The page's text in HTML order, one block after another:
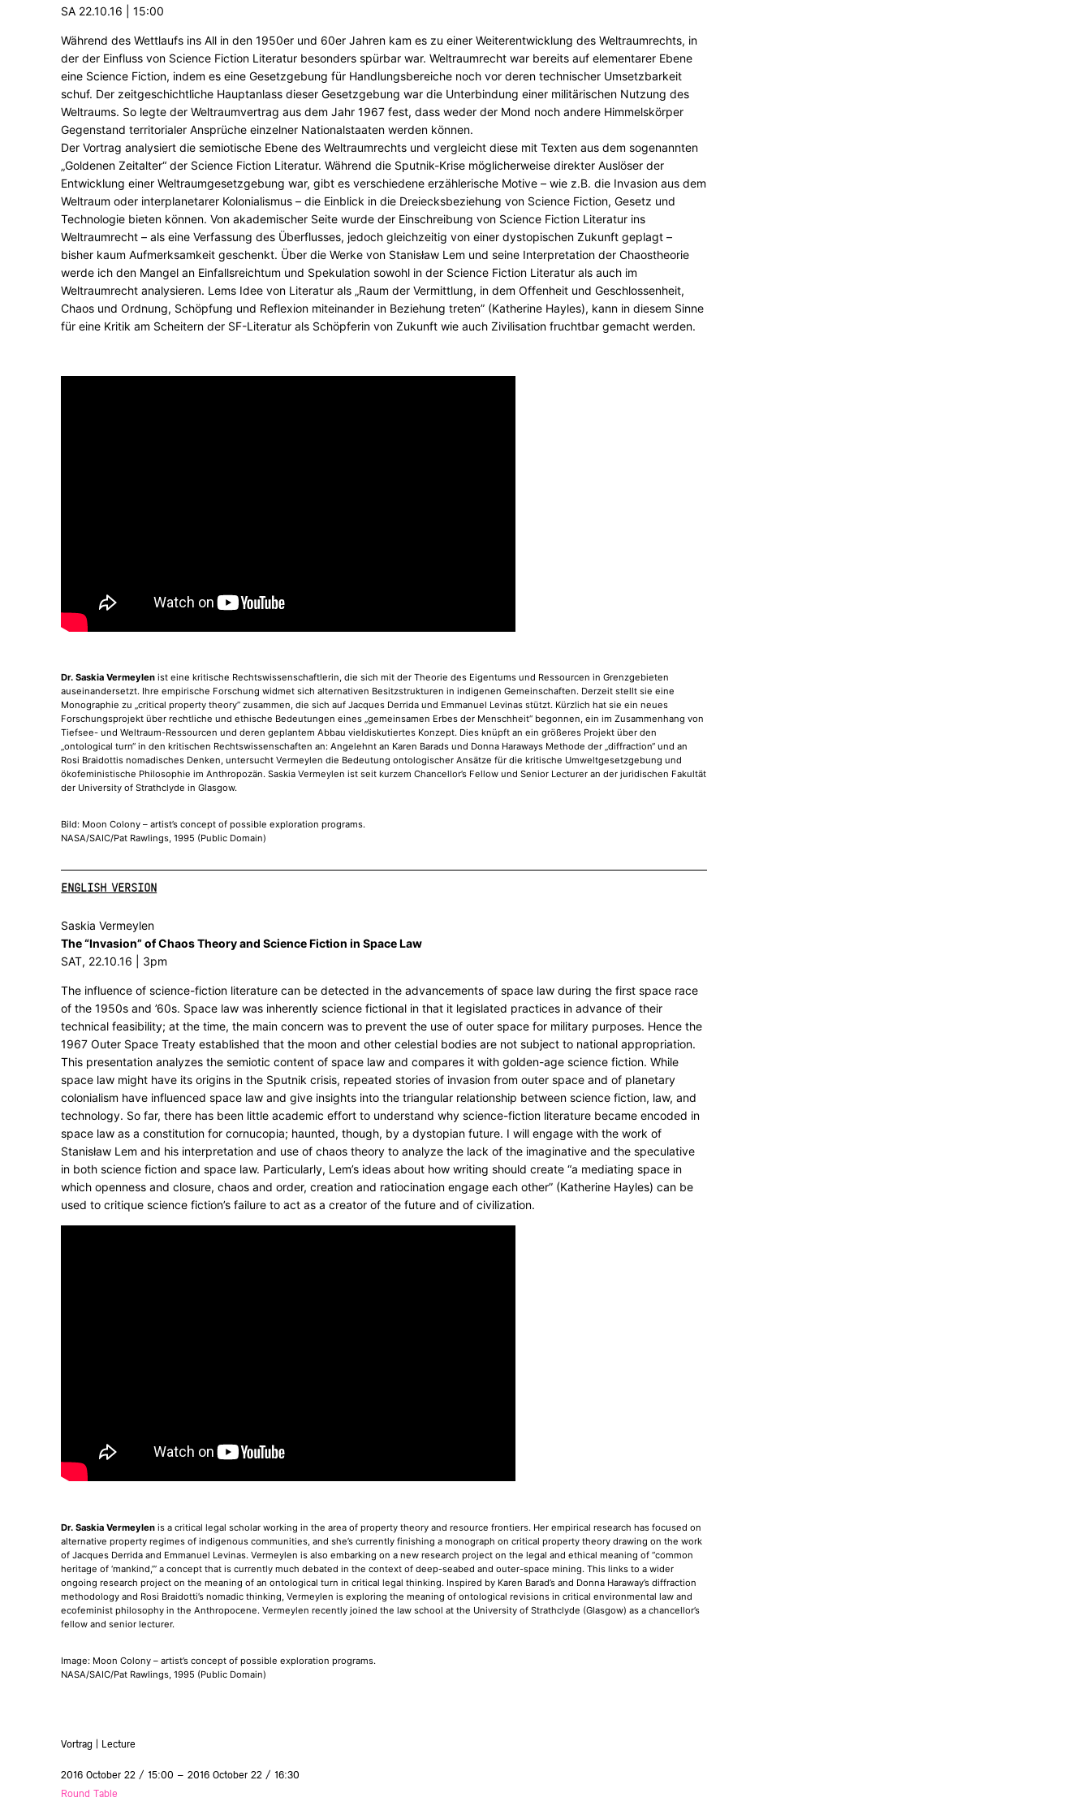
SA 22.10.16 | 15:00
Während des Wettlaufs ins All in den 1950er und 60er Jahren kam es zu einer Weiterentwicklung des Weltraumrechts, in
der der Einfluss von Science Fiction Literatur besonders spürbar war. Weltraumrecht war bereits auf elementarer Ebene
eine Science Fiction, indem es eine Gesetzgebung für Handlungsbereiche noch vor deren technischer Umsetzbarkeit
schuf. Der zeitgeschichtliche Hauptanlass dieser Gesetzgebung war die Unterbindung einer militärischen Nutzung des
Weltraums. So legte der Weltraumvertrag aus dem Jahr 1967 fest, dass weder der Mond noch andere Himmelskörper
Gegenstand territorialer Ansprüche einzelner Nationalstaaten werden können.
Der Vortrag analysiert die semiotische Ebene des Weltraumrechts und vergleicht diese mit Texten aus dem sogenannten
„Goldenen Zeitalter“ der Science Fiction Literatur. Während die Sputnik-Krise möglicherweise direkter Auslöser der
Entwicklung einer Weltraumgesetzgebung war, gibt es verschiedene erzählerische Motive – wie z.B. die Invasion aus dem
Weltraum oder interplanetarer Kolonialismus – die Einblick in die Dreiecksbeziehung von Science Fiction, Gesetz und
Technologie bieten können. Von akademischer Seite wurde der Einschreibung von Science Fiction Literatur ins
Weltraumrecht – als eine Verfassung des Überflusses, jedoch gleichzeitig von einer dystopischen Zukunft geplagt –
bisher kaum Aufmerksamkeit geschenkt. Über die Werke von Stanisław Lem und seine Interpretation der Chaostheorie
werde ich den Mangel an Einfallsreichtum und Spekulation sowohl in der Science Fiction Literatur als auch im
Weltraumrecht analysieren. Lems Idee von Literatur als „Raum der Vermittlung, in dem Offenheit und Geschlossenheit,
Chaos und Ordnung, Schöpfung und Reflexion miteinander in Beziehung treten” (Katherine Hayles), kann in diesem Sinne
für eine Kritik am Scheitern der SF-Literatur als Schöpferin von Zukunft wie auch Zivilisation fruchtbar gemacht werden.
Dr. Saskia Vermeylen ist eine kritische Rechtswissenschaftlerin, die sich mit der Theorie des Eigentums und Ressourcen in Grenzgebieten
auseinandersetzt. Ihre empirische Forschung widmet sich alternativen Besitzstrukturen in indigenen Gemeinschaften. Derzeit stellt sie eine
Monographie zu „critical property theory” zusammen, die sich auf Jacques Derrida und Emmanuel Levinas stützt. Kürzlich hat sie ein neues
Forschungsprojekt über rechtliche und ethische Bedeutungen eines „gemeinsamen Erbes der Menschheit“ begonnen, ein im Zusammenhang von
Tiefsee- und Weltraum-Ressourcen und deren geplantem Abbau vieldiskutiertes Konzept. Dies knüpft an ein größeres Projekt über den
„ontological turn“ in den kritischen Rechtswissenschaften an: Angelehnt an Karen Barads und Donna Haraways Methode der „diffraction“ und an
Rosi Braidottis nomadisches Denken, untersucht Vermeylen die Bedeutung ontologischer Ansätze für die kritische Umweltgesetzgebung und
ökofeministische Philosophie im Anthropozän. Saskia Vermeylen ist seit kurzem Chancellor’s Fellow und Senior Lecturer an der juridischen Fakultät
der University of Strathclyde in Glasgow.
Bild: Moon Colony – artist’s concept of possible exploration programs.
NASA/SAIC/Pat Rawlings, 1995 (Public Domain)
ENGLISH VERSION
Saskia Vermeylen
The “Invasion” of Chaos Theory and Science Fiction in Space Law
SAT, 22.10.16 | 3pm
The influence of science-fiction literature can be detected in the advancements of space law during the first space race
of the 1950s and ’60s. Space law was inherently science fictional in that it legislated practices in advance of their
technical feasibility; at the time, the main concern was to prevent the use of outer space for military purposes. Hence the
1967 Outer Space Treaty established that the moon and other celestial bodies are not subject to national appropriation.
This presentation analyzes the semiotic content of space law and compares it with golden-age science fiction. While
space law might have its origins in the Sputnik crisis, repeated stories of invasion from outer space and of planetary
colonialism have influenced space law and give insights into the triangular relationship between science fiction, law, and
technology. So far, there has been little academic effort to understand why science-fiction literature became encoded in
space law as a constitution for cornucopia; haunted, though, by a dystopian future. I will engage with the work of
Stanisław Lem and his interpretation and use of chaos theory to analyze the lack of the imaginative and the speculative
in both science fiction and space law. Particularly, Lem’s ideas about how writing should create “a mediating space in
which openness and closure, chaos and order, creation and ratiocination engage each other” (Katherine Hayles) can be
used to critique science fiction’s failure to act as a creator of the future and of civilization.
Dr. Saskia Vermeylen is a critical legal scholar working in the area of property theory and resource frontiers. Her empirical research has focused on
alternative property regimes of indigenous communities, and she’s currently finishing a monograph on critical property theory drawing on the work
of Jacques Derrida and Emmanuel Levinas. Vermeylen is also embarking on a new research project on the legal and ethical meaning of “common
heritage of ‘mankind,’” a concept that is currently much debated in the context of deep-seabed and outer-space mining. This links to a wider
ongoing research project on the meaning of an ontological turn in critical legal thinking. Inspired by Karen Barad’s and Donna Haraway’s diffraction
methodology and Rosi Braidotti’s nomadic thinking, Vermeylen is exploring the meaning of ontological revisions in critical environmental law and
ecofeminist philosophy in the Anthropocene. Vermeylen recently joined the law school at the University of Strathclyde (Glasgow) as a chancellor’s
fellow and senior lecturer.
Image: Moon Colony – artist’s concept of possible exploration programs.
NASA/SAIC/Pat Rawlings, 1995 (Public Domain)
Vortrag | Lecture
2016 October 22 / 15:00 – 2016 October 22 / 16:30
Round Table